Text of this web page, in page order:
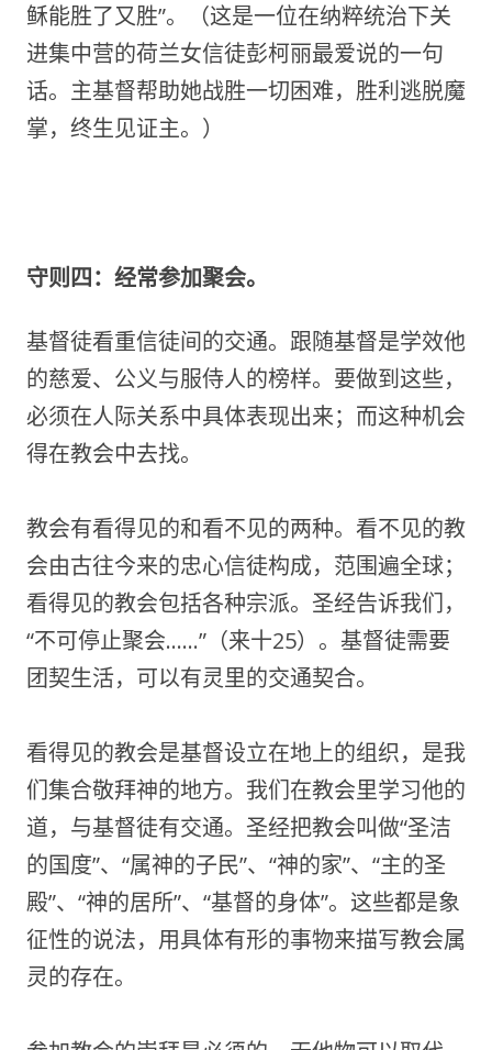
稣能胜了又胜”。（这是一位在纳粹统治下关
进集中营的荷兰女信徒彭柯丽最爱说的一句
话。主基督帮助她战胜一切困难，胜利逃脱魔
掌，终生见证主。）
守则四：经常参加聚会。
基督徒看重信徒间的交通。跟随基督是学效他
的慈爱、公义与服侍人的榜样。要做到这些，
必须在人际关系中具体表现出来；而这种机会
得在教会中去找。
教会有看得见的和看不见的两种。看不见的教
会由古往今来的忠心信徒构成，范围遍全球；
看得见的教会包括各种宗派。圣经告诉我们，
“不可停止聚会……”（来十25）。基督徒需要
团契生活，可以有灵里的交通契合。
看得见的教会是基督设立在地上的组织，是我
们集合敬拜神的地方。我们在教会里学习他的
道，与基督徒有交通。圣经把教会叫做“圣洁
的国度”、“属神的子民”、“神的家”、“主的圣
殿”、“神的居所”、“基督的身体”。这些都是象
征性的说法，用具体有形的事物来描写教会属
灵的存在。